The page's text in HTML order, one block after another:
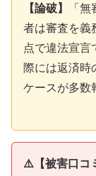
【論破】
「
者は審査を義
点で違法宣言
際には返済時
ケースが多数
⚠️【被害口コ